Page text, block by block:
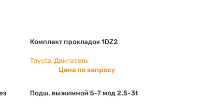
Комплект прокладок 1DZ2
Toyota, Двигатель
Цена по запросу
Подш. выжимной 5-7 мод 2.5-3t